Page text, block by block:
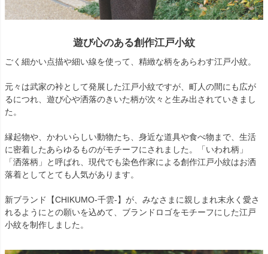
遊び心のある創作江戸小紋
ごく細かい点描や細い線を使って、精緻な柄をあらわす江戸小紋。
元々は武家の裃として発展した江戸小紋ですが、町人の間にも広が
るにつれ、遊び心や洒落のきいた柄が次々と生み出されていきまし
た。
縁起物や、かわいらしい動物たち、身近な道具や食べ物まで、生活
に密着したあらゆるものがモチーフにされました。「いわれ柄」
「洒落柄」と呼ばれ、現代でも染色作家による創作江戸小紋はお洒
落着としてとても人気があります。
新ブランド【CHIKUMO-千雲-】が、みなさまに親しまれ末永く愛さ
れるようにとの願いを込めて、ブランドロゴをモチーフにした江戸
小紋を制作しました。